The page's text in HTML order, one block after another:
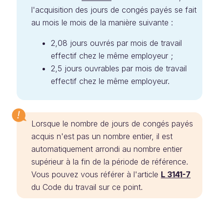
l'acquisition des jours de congés payés se fait
au mois le mois de la manière suivante :
2,08 jours ouvrés par mois de travail
effectif chez le même employeur ;
2,5 jours ouvrables par mois de travail
effectif chez le même employeur.
Lorsque le nombre de jours de congés payés
acquis n'est pas un nombre entier, il est
automatiquement arrondi au nombre entier
supérieur à la fin de la période de référence.
Vous pouvez vous référer à l'article L 3141-7
du Code du travail sur ce point.